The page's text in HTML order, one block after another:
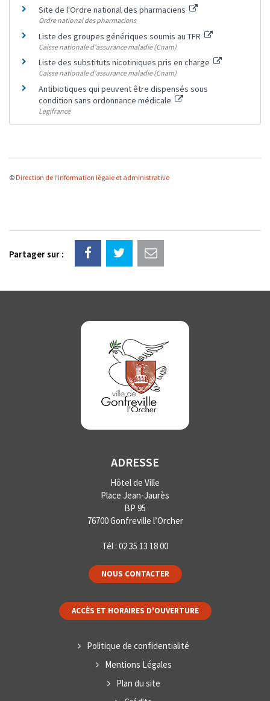
Site de l'Ordre national des pharmaciens
Ordre national des pharmaciens
Liste des groupes génériques soumis au TFR
Caisse nationale d'assurance maladie (Cnam)
Liste des substituts nicotiniques pris en charge
Caisse nationale d'assurance maladie (Cnam)
Antibiotiques qui peuvent être dispensés sous
condition sans ordonnance médicale
Legifrance
© Direction de l'information légale et administrative
Partager sur :
ADRESSE
Hôtel de Ville
Place Jean-Jaurès
BP 95
76700 Gonfreville l’Orcher
Tél : 02 35 13 18 00
NOUS CONTACTER
ACCÈS ET HORAIRES D'OUVERTURE
Politique de confidentialité
Mentions Légales
Plan du site